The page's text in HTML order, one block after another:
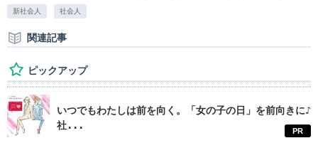
新社会人 社会人
関連記事
ピックアップ
いつでもわたしは前を向く。「女の子の日」を前向きに♪
社...
PR